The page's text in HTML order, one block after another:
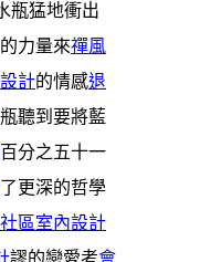
瓶猛地衝出
力量來禪風
計的情感退
聽到要將藍
百分之五十一
了更深的哲學
區室內設計
謬的戀愛考會